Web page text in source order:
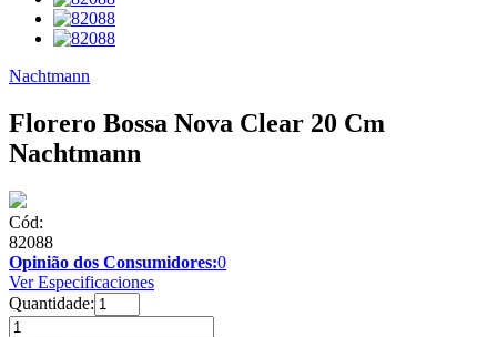
Nachtmann
Florero Bossa Nova Clear 20 Cm
Nachtmann
Cód:
82088
Opinião dos Consumidores:0
Ver Especificaciones
Quantidade: